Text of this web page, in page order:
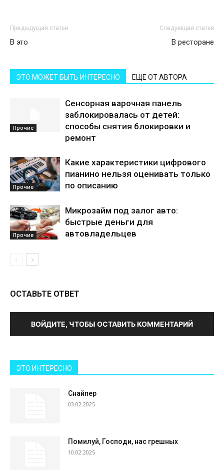
Предыдущая статья
В это
Следующая статья
В ресторане
ЭТО МОЖЕТ БЫТЬ ИНТЕРЕСНО ЕЩЕ ОТ АВТОРА
Прочие
Сенсорная варочная панель
заблокировалась от детей:
способы снятия блокировки и
ремонт
Прочие
Какие характеристики цифрового
пианино нельзя оценивать только
по описанию
Прочие
Микрозайм под залог авто:
быстрые деньги для
автовладельцев
ОСТАВЬТЕ ОТВЕТ
ВОЙДИТЕ, ЧТОБЫ ОСТАВИТЬ КОММЕНТАРИЙ
ЭТО ИНТЕРЕСНО
Снайпер
03.02.2025
Помилуй, Господи, нас грешных
10.02.2025